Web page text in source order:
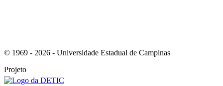
© 1969 - 2026 - Universidade Estadual de Campinas
Projeto